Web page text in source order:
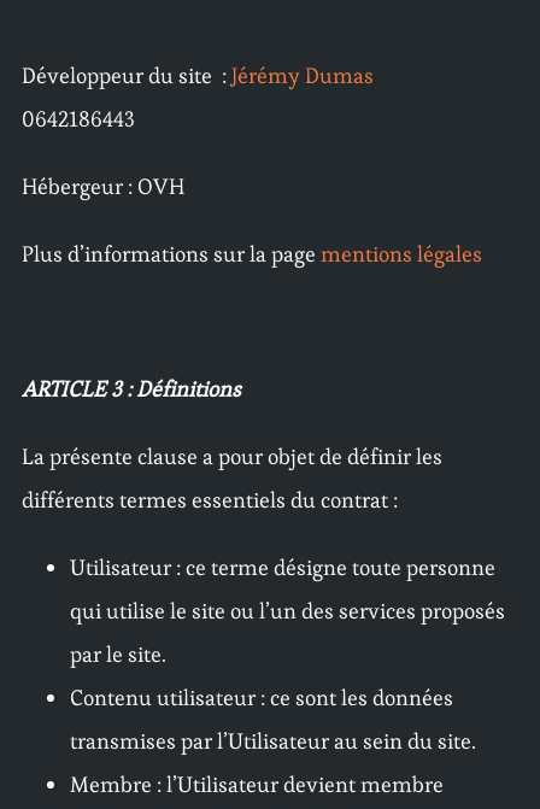
Développeur du site :Jérémy Dumas
0642186443
Hébergeur : OVH
Plus d’informations sur la pagementions légales
ARTICLE 3 : Définitions
La présente clause a pour objet de définir les
différents termes essentiels du contrat :
Utilisateur : ce terme désigne toute personne
qui utilise le site ou l’un des services proposés
par le site.
Contenu utilisateur : ce sont les données
transmises par l’Utilisateur au sein du site.
Membre : l’Utilisateur devient membre